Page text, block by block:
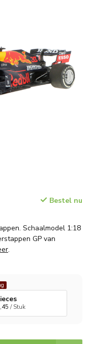
Bestel nu
Schaalmodel 1:18
GP van
.
/ Stuk